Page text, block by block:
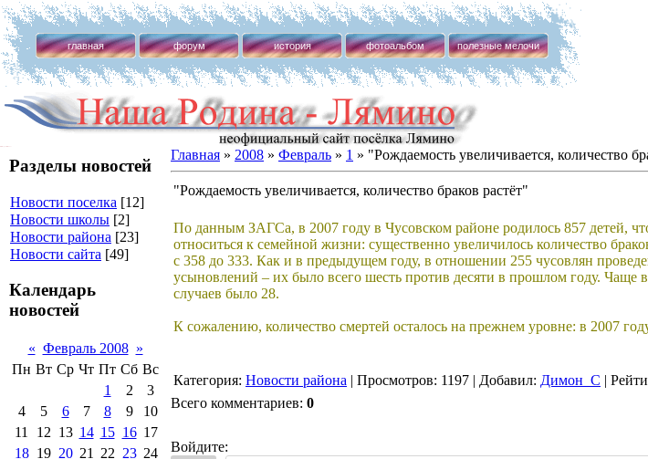
главная форум история фотоальбом полезные мелочи
Разделы новостей
Новости поселка [12]
Новости школы [2]
Новости района [23]
Новости сайта [49]
Календарь
новостей
« Февраль 2008 »
Пн Вт Ср Чт Пт Сб Вс
1
2
3
4
5 6 7 8 9
10
11
12 13 14 15 16 17
18 19 20 21 22 23 24
Главная » 2008 » Февраль » 1 » "Рождаемость увеличивается, количество
"Рождаемость увеличивается, количество браков растёт"
По данным ЗАГСа, в 2007 году в Чусовском районе родилось 857 детей,
относиться к семейной жизни: существенно увеличилось количество
с 358 до 333. Как и в предыдущем году, в отношении 255 чусовлян
усыновлений – их было всего шесть против десяти в прошлом году. Чаще
случаев было 28.
К сожалению, количество смертей осталось на прежнем уровне: в 2007
Категория: Новости района | Просмотров: 1197 | Добавил: Димон_С |
Всего комментариев: 0
Войдите: